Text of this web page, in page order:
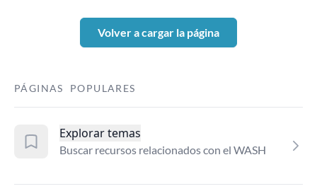
Volver a cargar la página
PÁGINAS POPULARES
Explorar temas
Buscar recursos relacionados con el WASH